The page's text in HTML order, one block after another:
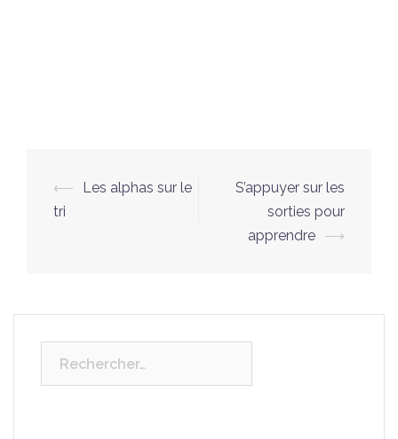
Navigation
d’article
⟵
Les alphas sur le
tri
S’appuyer sur les
sorties pour
apprendre ⟶